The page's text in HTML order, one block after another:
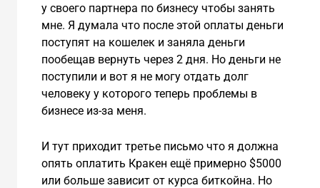
у своего партнера по бизнесу чтобы занять
мне. Я думала что после этой оплаты деньги
поступят на кошелек и заняла деньги
пообещав вернуть через 2 дня. Но деньги не
поступили и вот я не могу отдать долг
человеку у которого теперь проблемы в
бизнесе из-за меня.
И тут приходит третье письмо что я должна
опять оплатить Кракен ещё примерно $5000
или больше зависит от курса биткойна. Но